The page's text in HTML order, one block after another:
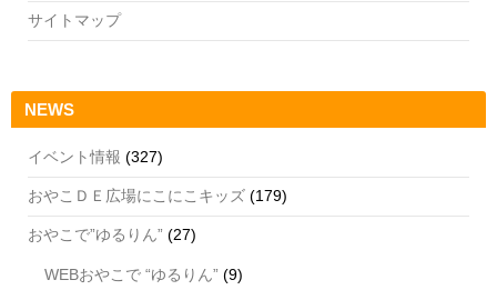
サイトマップ
NEWS
イベント情報 (327)
おやこＤＥ広場にこにこキッズ (179)
おやこで”ゆるりん” (27)
WEBおやこで “ゆるりん” (9)